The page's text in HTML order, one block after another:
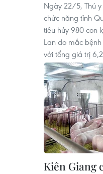
Ngày 22/5, Thú
chức năng tỉnh
tiêu hủy 980 con
Lan do mắc
với tổng giá trị
Kiên Giang